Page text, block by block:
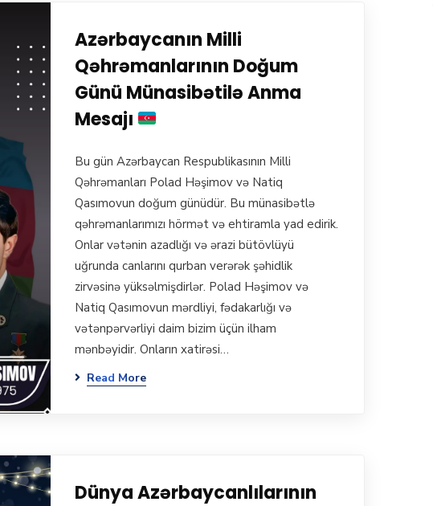
Azərbaycanın Milli
Qəhrəmanlarının Doğum
Günü Münasibətilə Anma
Mesajı
Bu gün Azərbaycan Respublikasının Milli
Qəhrəmanları Polad Həşimov və Natiq
Qasımovun doğum günüdür. Bu münasibətlə
qəhrəmanlarımızı hörmət və ehtiramla yad edirik.
Onlar vətənin azadlığı və ərazi bütövlüyü
uğrunda canlarını qurban verərək şəhidlik
zirvəsinə yüksəlmişdirlər. Polad Həşimov və
Natiq Qasımovun mərdliyi, fədakarlığı və
vətənpərvərliyi daim bizim üçün ilham
mənbəyidir. Onların xatirəsi…
Read More
Dünya Azərbaycanlılarının